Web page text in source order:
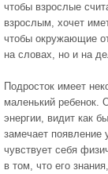
чтобы взрослые
взрослым, хочет
чтобы окружающие
на словах, но и на
Подросток имеет
маленький ребенок.
энергии, видит как
замечает появление
чувствует себя
в том, что его